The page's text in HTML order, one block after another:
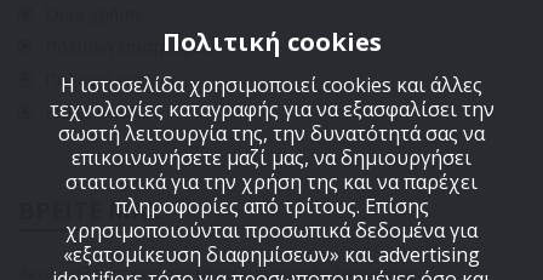
Πολιτική επιστροφών
Πολιτική cookies
ΕΠΙΚΟΙΝΩΝΙΑ
ΒΡΕΙΤΕ ΜΑΣ
Ακολουθήστε μας στα μέσα κοινωνικής δικτύωσης
Πολιτική cookies
Η ιστοσελίδα χρησιμοποιεί cookies και άλλες
τεχνολογίες καταγραφής για να εξασφαλίσει την
σωστή λειτουργία της, την δυνατότητά σας να
επικοινωνήσετε μαζί μας, να δημιουργήσει
στατιστικά για την χρήση της και να παρέχει
πληροφορίες από τρίτους. Επίσης
χρησιμοποιούνται προσωπικά δεδομένα για
«εξατομίκευση διαφημίσεων» και advertising